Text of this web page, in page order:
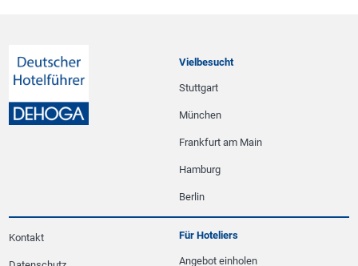
Vielbesucht
Stuttgart
München
Frankfurt am Main
Hamburg
Berlin
Kontakt Für Hoteliers
Angebot einholen